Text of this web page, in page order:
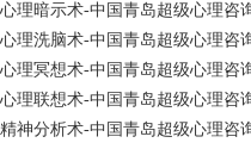
心理暗示术-中国青岛超级心理咨
心理洗脑术-中国青岛超级心理咨
心理冥想术-中国青岛超级心理咨
心理联想术-中国青岛超级心理咨
精神分析术-中国青岛超级心理咨